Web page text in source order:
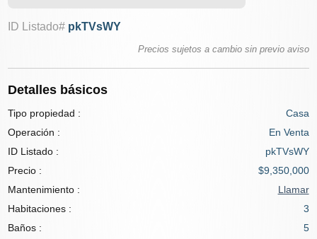
ID Listado# pkTVsWY
Precios sujetos a cambio sin previo aviso
Detalles básicos
Tipo propiedad :
Casa
Operación :
En Venta
ID Listado :
pkTVsWY
Precio :
$9,350,000
Mantenimiento :
Llamar
Habitaciones :
3
Baños :
5